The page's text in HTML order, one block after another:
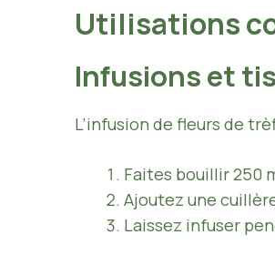
Utilisations
Infusions et
L’infusion de fleurs de
Faites bouillir 250
Ajoutez une
Laissez infuser